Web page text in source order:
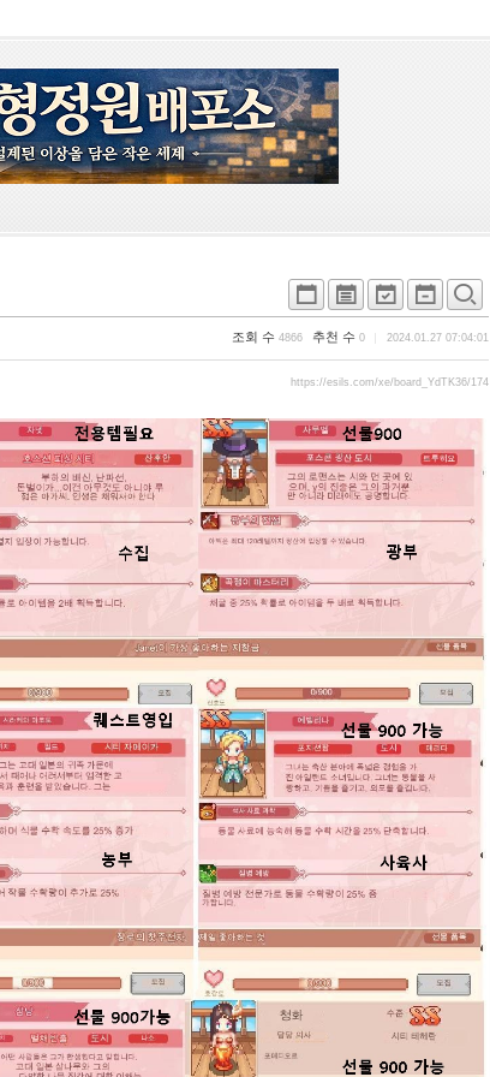
조회 수 4866 추천 수 0 2024.01.27 07:04:01
https://esils.com/xe/board_YdTK36/174